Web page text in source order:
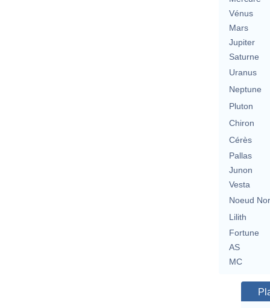
Vénus
Mars
Jupiter
Saturne
Uranus
Neptune
Pluton
Chiron
Cérès
Pallas
Junon
Vesta
Noeud
Lilith
Fortune
AS
MC